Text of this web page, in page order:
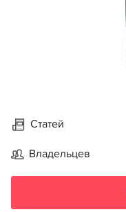
Статей
Владельцев